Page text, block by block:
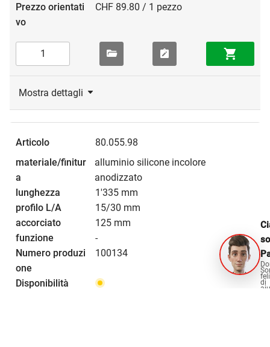
CHF 89.80 / 1 pezzo
Mostra dettagli
80.055.98
alluminio silicone incolore
anodizzato
1'335 mm
15/30 mm
125 mm
-
100134
di